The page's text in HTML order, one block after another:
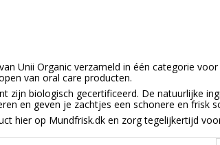
Unii Organic verzameld in één categorie
van oral care producten.
zijn biologisch gecertificeerd. De natuurlijke
en geven je zachtjes een schonere en frisk
hier op Mundfrisk.dk en zorg tegelijkertijd